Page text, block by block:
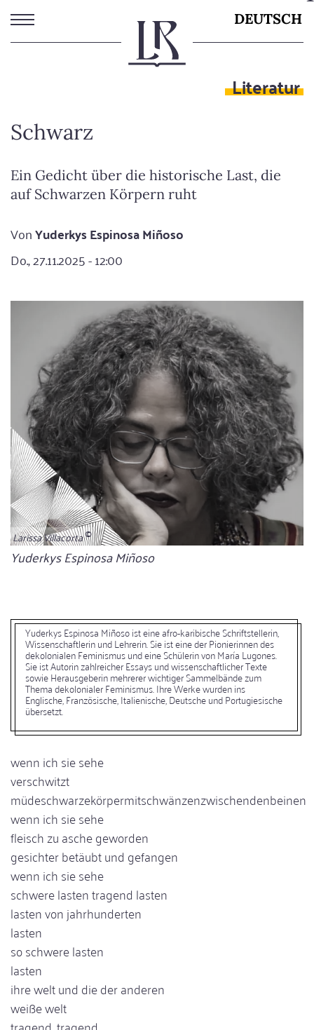
Direkt
zum
Inhalt
DEUTSCH
Literatur
Schwarz
Ein Gedicht über die historische Last, die
auf Schwarzen Körpern ruht
VonYuderkys Espinosa Miñoso
Do., 27.11.2025 - 12:00
Larissa Villacorta
Bildunterschrift
Yuderkys Espinosa Miñoso
Yuderkys Espinosa Miñoso ist eine afro-karibische Schriftstellerin,
Wissenschaftlerin und Lehrerin. Sie ist eine der Pionierinnen des
dekolonialen Feminismus und eine Schülerin von María Lugones.
Sie ist Autorin zahlreicher Essays und wissenschaftlicher Texte
sowie Herausgeberin mehrerer wichtiger Sammelbände zum
Thema dekolonialer Feminismus. Ihre Werke wurden ins
Englische, Französische, Italienische, Deutsche und Portugiesische
übersetzt.
wenn ich sie sehe
verschwitzt
müdeschwarzekörpermitschwänzenzwischendenbeinen
wenn ich sie sehe
fleisch zu asche geworden
gesichter betäubt und gefangen
wenn ich sie sehe
schwere lasten tragend lasten
lasten von jahrhunderten
lasten
so schwere lasten
lasten
ihre welt und die der anderen
weiße welt